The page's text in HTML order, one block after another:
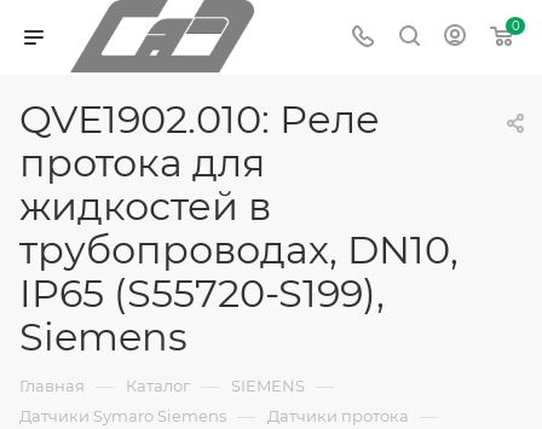
0
QVE1902.010: Реле
протока для
жидкостей в
трубопроводах, DN10,
IP65 (S55720-S199),
Siemens
Главная — Каталог — SIEMENS —
Датчики Symaro Siemens — Датчики протока —